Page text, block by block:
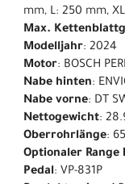
mm, L: 250 mm,
Max.
Modelljahr: 2024
Motor: BOSCH
Nabe hinten:
Nabe vorne: DT
Nettogewicht:
Oberrohrlänge:
Optionaler Range
Pedal: VP-831P